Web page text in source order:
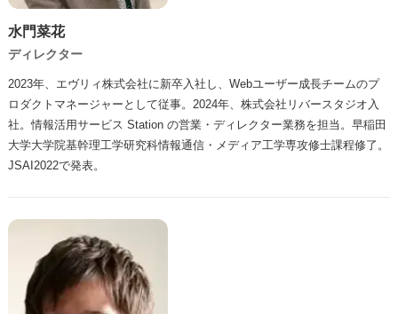
水門菜花
ディレクター
2023年、エヴリィ株式会社に新卒入社し、Webユーザー成長チームのプ
ロダクトマネージャーとして従事。2024年、株式会社リバースタジオ入
社。情報活用サービス Station の営業・ディレクター業務を担当。早稲田
大学大学院基幹理工学研究科情報通信・メディア工学専攻修士課程修了。
JSAI2022で発表。